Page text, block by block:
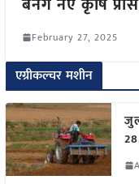
February 27, 2025
एग्रीकल्चर मशीन